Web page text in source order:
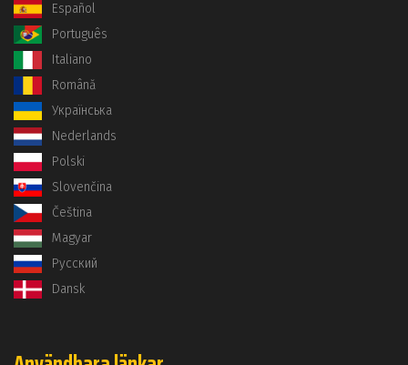
Español
Português
Italiano
Română
Українська
Nederlands
Polski
Slovenčina
Čeština
Magyar
Русский
Dansk